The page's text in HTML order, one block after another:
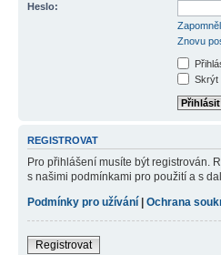
Heslo:
Znovu
Skrýt
REGISTROVAT
Pro přihlášení musíte být registrován.
s našimi podmínkami pro použití a s
Podmínky pro užívání | Ochrana
Registrovat